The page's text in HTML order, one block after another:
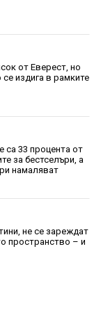
от Еверест, но
издига в рамките
са 33 процента от
за бестселъри, а
намаляват
не се зареждат
пространство – и